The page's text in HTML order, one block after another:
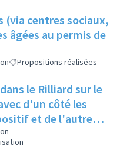
(via centres sociaux,
âgées au permis de
Propositions réalisées
le Rilliard sur le
d'un côté les
et de l'autre
de lieux à